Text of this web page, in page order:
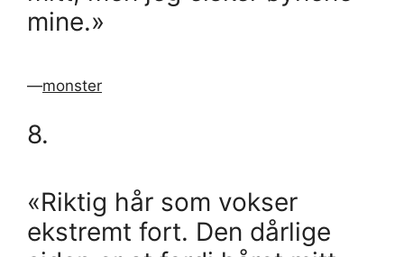
mine.»
—monster
8.
«Riktig hår som vokser
ekstremt fort. Den dårlige